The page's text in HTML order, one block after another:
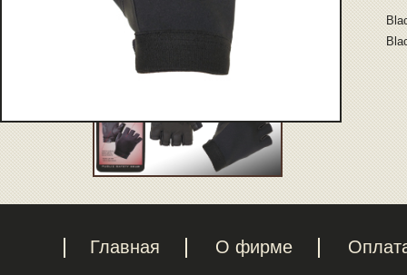
Главная О фирме